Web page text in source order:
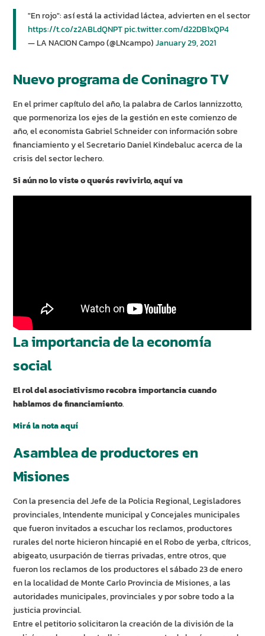
"En rojo": así está la actividad láctea, advierten en el sector
https://t.co/z2ABLdQNPTpic.twitter.com/d22DB1xQP4
— LA NACION Campo (@LNcampo)January 29, 2021
Nuevo programa de Coninagro TV
En el primer capítulo del año, la palabra de Carlos Iannizzotto,
que pormenoriza los ejes de la gestión en este comienzo de
año, el economista Gabriel Schneider con información sobre
financiamiento y el Secretario Daniel Kindebaluc acerca de la
crisis del sector lechero.
Si aún no lo viste o querés revivirlo, aquí va
La importancia de la economía
social
El rol del asociativismo recobra importancia cuando
hablamos de financiamiento.
Mirá la nota aquí
Asamblea de productores en
Misiones
Con la presencia del Jefe de la Policia Regional, Legisladores
provinciales, Intendente municipal y Concejales municipales
que fueron invitados a escuchar los reclamos, productores
rurales del norte hicieron hincapié en el Robo de yerba, cítricos,
abigeato, usurpación de tierras privadas, entre otros, que
fueron los reclamos de los productores el sábado 23 de enero
en la localidad de Monte Carlo Provincia de Misiones, a las
autoridades municipales, provinciales y por sobre todo a la
justicia provincial.
Entre el petitorio solicitaron la creación de la división de la